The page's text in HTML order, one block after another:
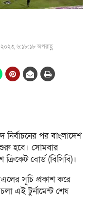
২০২৩, ৬:১৮:১৮ অপরাহ্ণ
পর বাংলাদেশ
হবে। সোমবার
বোর্ড (বিসিবি)।
সূচি প্রকাশ করে
এই টুর্নামেন্ট শেষ